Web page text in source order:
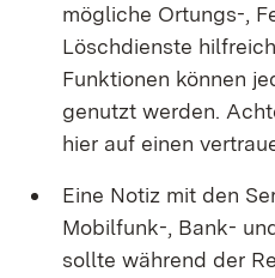
mögliche Ortungs-,
Löschdienste
Funktionen können
genutzt werden.
hier auf einen
Eine Notiz mit den
Mobilfunk-, Bank-
sollte während der